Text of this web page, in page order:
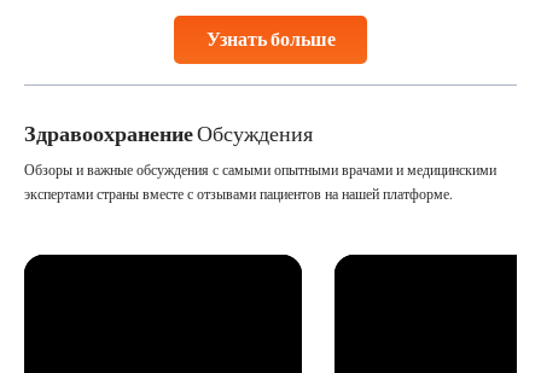
Узнать больше
Studies, such as one published
ЗдравоохранениеОбсуждения
Обзоры и важные обсуждения с самыми опытными врачами и медицинскими
экспертами страны вместе с отзывами пациентов на нашей платформе.